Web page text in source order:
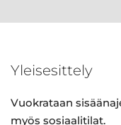
Yleisesittely
Vuokrataan
myös sosiaalitilat.